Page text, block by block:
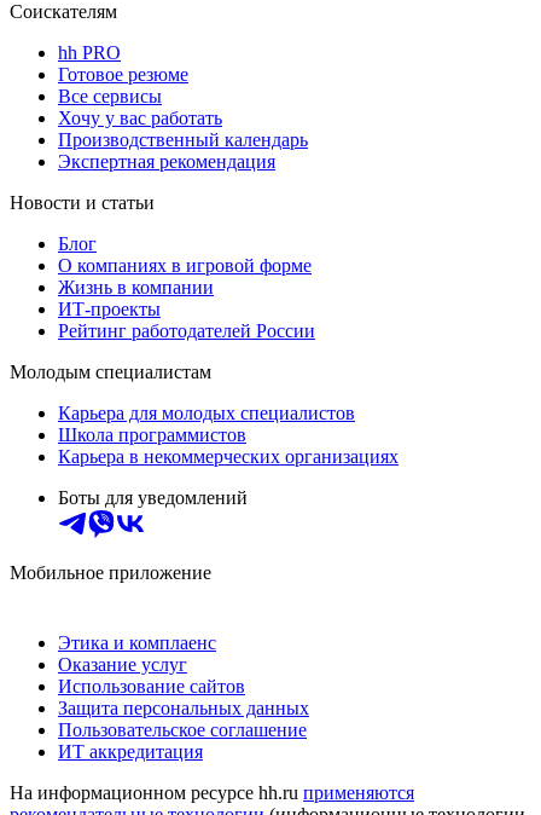
Соискателям
hh PRO
Готовое резюме
Все сервисы
Хочу у вас работать
Производственный календарь
Экспертная рекомендация
Новости и статьи
Блог
О компаниях в игровой форме
Жизнь в компании
ИТ-проекты
Рейтинг работодателей России
Молодым специалистам
Карьера для молодых специалистов
Школа программистов
Карьера в некоммерческих организациях
Боты для уведомлений
Мобильное приложение
Этика и комплаенс
Оказание услуг
Использование сайтов
Защита персональных данных
Пользовательское соглашение
ИТ аккредитация
На информационном ресурсе hh.ru применяются